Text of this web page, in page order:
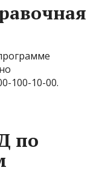
100-10-00.
по